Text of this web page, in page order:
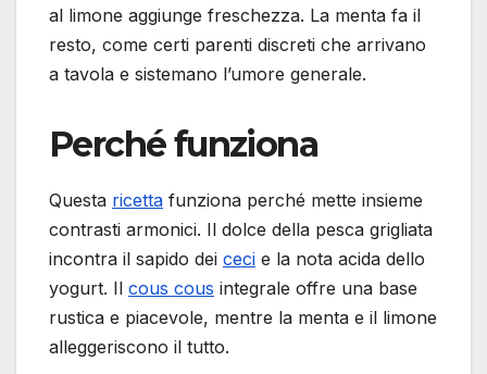
al limone aggiunge freschezza. La menta fa il
resto, come certi parenti discreti che arrivano
a tavola e sistemano l’umore generale.
Perché funziona
Questa ricetta funziona perché mette insieme
contrasti armonici. Il dolce della pesca grigliata
incontra il sapido dei ceci e la nota acida dello
yogurt. Il cous cous integrale offre una base
rustica e piacevole, mentre la menta e il limone
alleggeriscono il tutto.